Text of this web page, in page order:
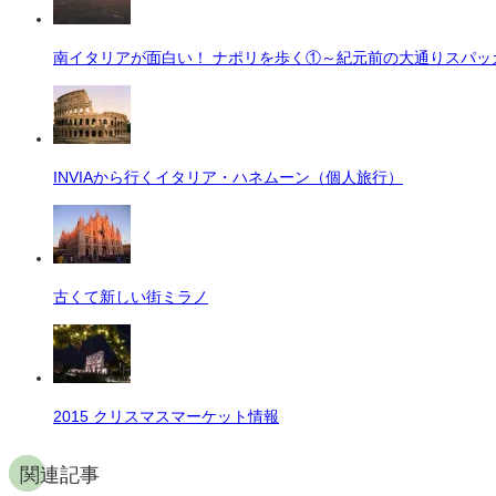
南イタリアが面白い！ ナポリを歩く①～紀元前の大通りスパッ
INVIAから行くイタリア・ハネムーン（個人旅行）
古くて新しい街ミラノ
2015 クリスマスマーケット情報
関連記事